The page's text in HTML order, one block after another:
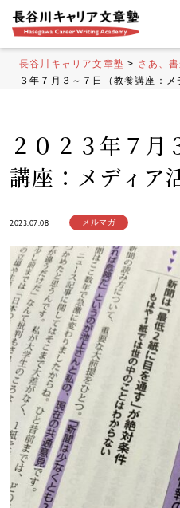
長谷川キャリア文章塾 > さあ、
３年７月３～７日（教養講座：メ
２０２３年７月
講座：メディア
2023.07.08 メルマガ